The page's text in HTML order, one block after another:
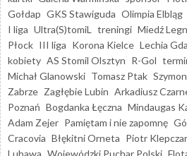
Gołdap GKS Stawiguda Olimpia Elbląg
I liga Ultra(S)tomiL treningi Miedź
Płock III liga Korona Kielce Lechia
kobiety AS Stomil Olsztyn R-Gol
Michał Glanowski Tomasz Ptak
Zabrze Zagłębie Lubin Arkadiusz
Poznań Bogdanka Łęczna Mindaugas
Adam Zejer Pamiętam i nie zapomnę
Cracovia Błękitni Orneta Piotr
Lubawa Wojewódzki Puchar Polski